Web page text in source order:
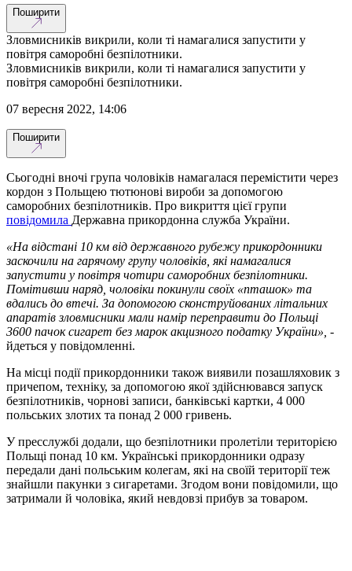
Поширити
Зловмисників викрили, коли ті намагалися запустити у
повітря саморобні безпілотники.
Зловмисників викрили, коли ті намагалися запустити у
повітря саморобні безпілотники.
07 вересня 2022, 14:06
Поширити
Сьогодні вночі група чоловіків намагалася перемістити через
кордон з Польщею тютюнові вироби за допомогою
саморобних безпілотників. Про викриття цієї групи
повідомила Державна прикордонна служба України.
«На відстані 10 км від державного рубежу прикордонники
заскочили на гарячому групу чоловіків, які намагалися
запустити у повітря чотири саморобних безпілотники.
Помітивши наряд, чоловіки покинули своїх «пташок» та
вдались до втечі. За допомогою сконструйованих літальних
апаратів зловмисники мали намір переправити до Польщі
3600 пачок сигарет без марок акцизного податку України», -
йдеться у повідомленні.
На місці події прикордонники також виявили позашляховик з
причепом, техніку, за допомогою якої здійснювався запуск
безпілотників, чорнові записи, банківські картки, 4 000
польських злотих та понад 2 000 гривень.
У пресслужбі додали, що безпілотники пролетіли територією
Польщі понад 10 км. Українські прикордонники одразу
передали дані польським колегам, які на своїй території теж
знайшли пакунки з сигаретами. Згодом вони повідомили, що
затримали й чоловіка, який невдовзі прибув за товаром.